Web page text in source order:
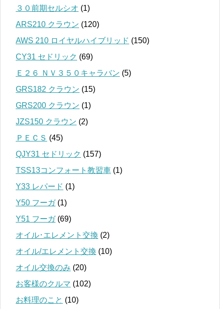
３０前期セルシオ (1)
ARS210 クラウン (120)
AWS 210 ロイヤルハイブリッド (150)
CY31 セドリック (69)
Ｅ２６ ＮＶ３５０キャラバン (5)
GRS182 クラウン (15)
GRS200 クラウン (1)
JZS150 クラウン (2)
ＰＥＣＳ (45)
QJY31 セドリック (157)
TSS13コンフォート教習車 (1)
Y33 レパード (1)
Y50 フーガ(1)
Y51 フーガ(69)
オイル･エレメント交換 (2)
オイル/エレメント交換 (10)
オイル交換のみ (20)
お客様のクルマ (102)
お料理のこと (10)